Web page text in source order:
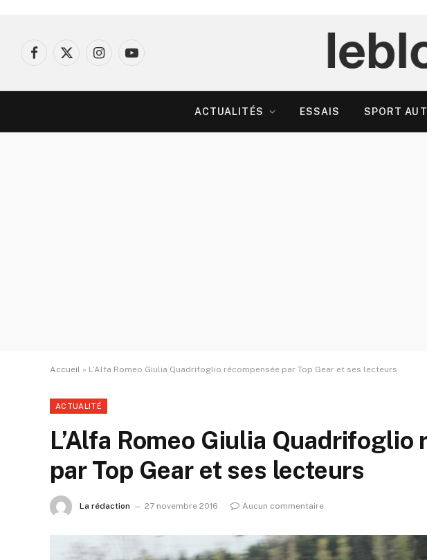
Facebook
X
InstagramYouTube
ACTUALITÉS ESSAIS SPORT
Accueil » L’Alfa Romeo Giulia Quadrifoglio récompensée par Top Gear et ses lecteurs
ACTUALITÉ
L’Alfa Romeo Giulia Quadrifoglio
par Top Gear et ses lecteurs
La rédaction 27 novembre 2016 Aucun commentaire